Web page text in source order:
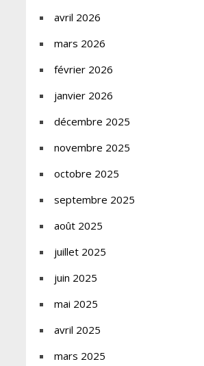
avril 2026
mars 2026
février 2026
janvier 2026
décembre 2025
novembre 2025
octobre 2025
septembre 2025
août 2025
juillet 2025
juin 2025
mai 2025
avril 2025
mars 2025